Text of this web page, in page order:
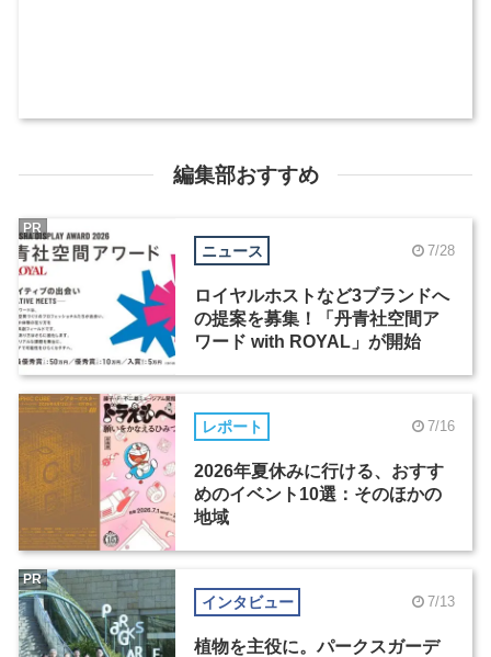
編集部おすすめ
ニュース 7/28
ロイヤルホストなど3ブランドへ
の提案を募集！「丹青社空間ア
ワード with ROYAL」が開始
PR
レポート 7/16
2026年夏休みに行ける、おすす
めのイベント10選：そのほかの
地域
インタビュー 7/13
植物を主役に。パークスガーデ
PR